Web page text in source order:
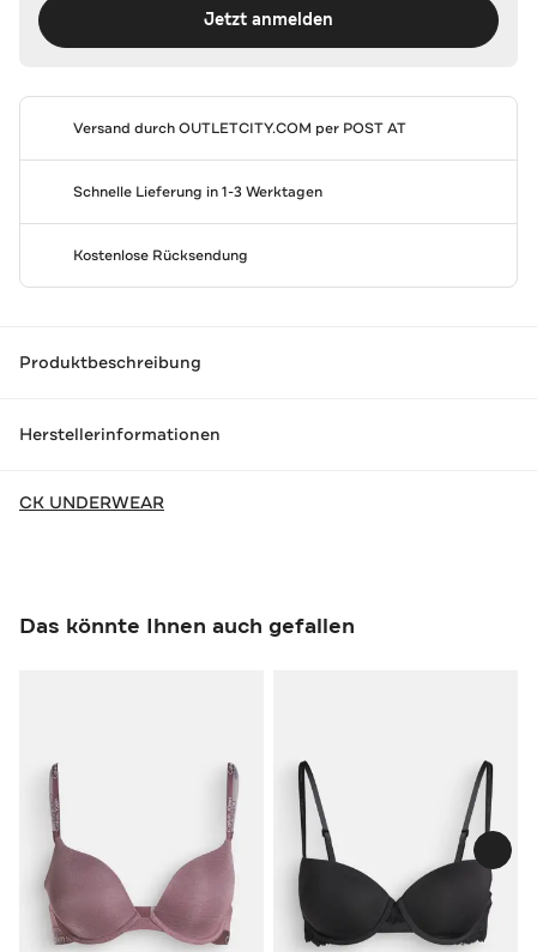
Jetzt anmelden
Versand durchOUTLETCITY.COM per POST AT
Schnelle Lieferung in 1-3 Werktagen
Kostenlose Rücksendung
Produktbeschreibung
Herstellerinformationen
CK UNDERWEAR
Das könnte Ihnen auch gefallen